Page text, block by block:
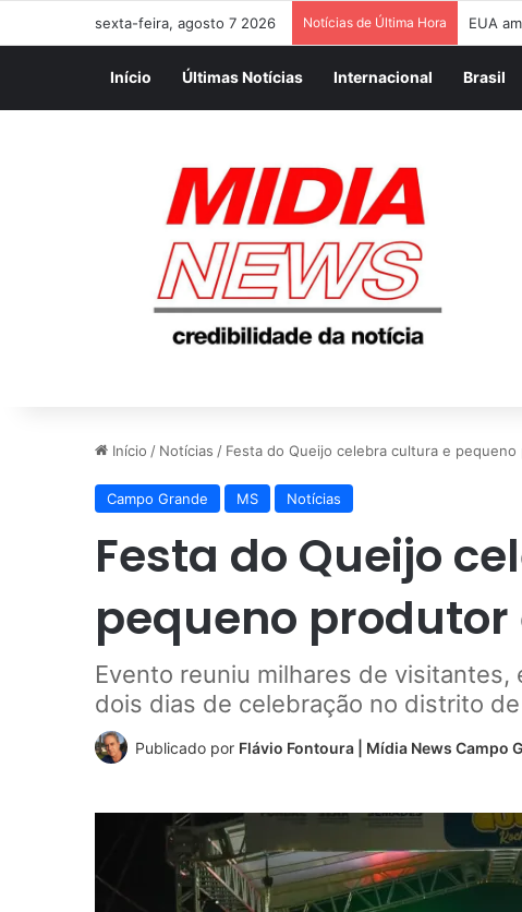
sexta-feira, agosto 7 2026 Notícias de Última Hora EUA
Início Últimas Notícias Internacional Brasil
Início / Notícias / Festa do Queijo celebra cultura e
Campo Grande MS Notícias
Festa do Queijo
pequeno
Evento reuniu milhares de
dois dias de celebração no distrito
Publicado por Flávio Fontoura | Mídia News Campo